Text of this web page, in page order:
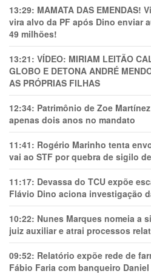
13:29: MAMATA DAS EMENDAS!
vira alvo da PF após Dino enviar
49 milhões!
13:21: VÍDEO: MIRIAM LEITÃO
GLOBO E DETONA ANDRÉ
AS PRÓPRIAS FILHAS
12:34: Patrimônio de Zoe
apenas dois anos no mandato
11:41: Rogério Marinho tenta
vai ao STF por quebra de sigilo
11:17: Devassa do TCU expõe
Flávio Dino aciona investigação
10:22: Nunes Marques nomeia a
juiz auxiliar e atrai processos
09:52: Relatório expõe rede de
Fábio Faria com banqueiro Daniel